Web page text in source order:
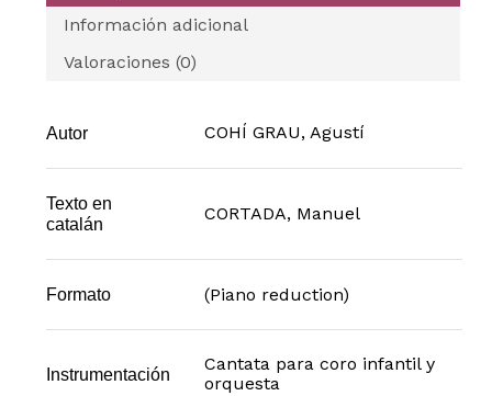
Información adicional
Valoraciones (0)
Autor COHÍ GRAU, Agustí
Texto en
catalán
CORTADA, Manuel
Formato (Piano reduction)
Instrumentación
Cantata para coro infantil y
orquesta